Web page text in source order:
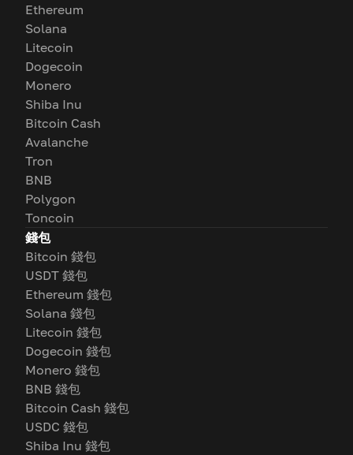
Ethereum
Solana
Litecoin
Dogecoin
Monero
Shiba Inu
Bitcoin Cash
Avalanche
Tron
BNB
Polygon
Toncoin
錢包
Bitcoin 錢包
USDT 錢包
Ethereum 錢包
Solana 錢包
Litecoin 錢包
Dogecoin 錢包
Monero 錢包
BNB 錢包
Bitcoin Cash 錢包
USDC 錢包
Shiba Inu 錢包